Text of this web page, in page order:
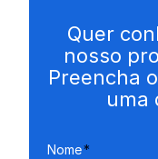
Quer
nosso
Preencha
uma
Nome*